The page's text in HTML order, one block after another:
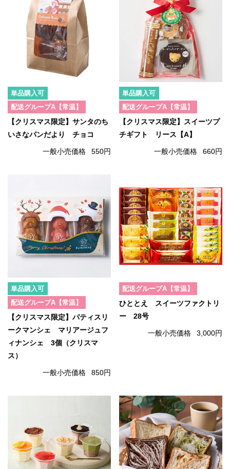
単品購入可
配送グループA【常温】
【クリスマス限定】サンタのち
いさなパンだより チョコ
一般小売価格 550円
単品購入可
配送グループA【常温】
【クリスマス限定】スイーツプ
チギフト リース【A】
一般小売価格 660円
単品購入可
配送グループA【常温】
【クリスマス限定】パティスリ
ークマンシェ マリアージュフ
ィナンシェ 3個（クリスマ
ス）
一般小売価格 850円
配送グループA【常温】
ひととえ スイーツファクトリ
ー 28号
一般小売価格 3,000円